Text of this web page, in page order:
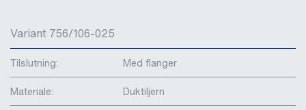
Variant 756/106-025
Tilslutning:
Med flanger
Materiale:
Duktiljern